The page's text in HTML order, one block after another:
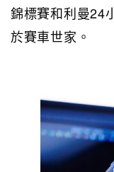
錦標賽和利曼24
於賽車世家。